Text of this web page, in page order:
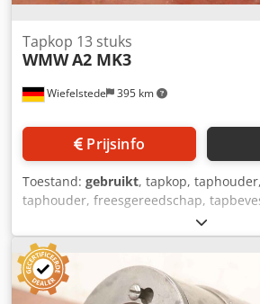
Wiefelstede 395 km
Tapkop 13 stuks
WMWA2 MK3
Prijsinfo
Toestand: gebruikt, tapkop,
taphouder, freesgereedschap,
WMW, zelfopenende tapkoppen type
M16 x 1,75 houder MK3 2 stuks Djdjru
grootte: M10 x 1,5 1 stuk -grootte: Ø
Prijs/levering: compleet -
mm -Gewicht: 22 kg